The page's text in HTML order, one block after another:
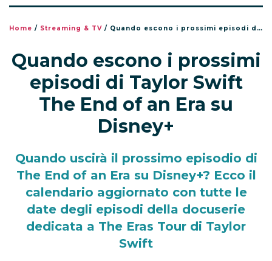
Home / Streaming & TV / Quando escono i prossimi episodi di Taylor Swift The End of an Era su Disney+
Quando escono i prossimi
episodi di Taylor Swift
The End of an Era su
Disney+
Quando uscirà il prossimo episodio di
The End of an Era su Disney+? Ecco il
calendario aggiornato con tutte le
date degli episodi della docuserie
dedicata a The Eras Tour di Taylor
Swift